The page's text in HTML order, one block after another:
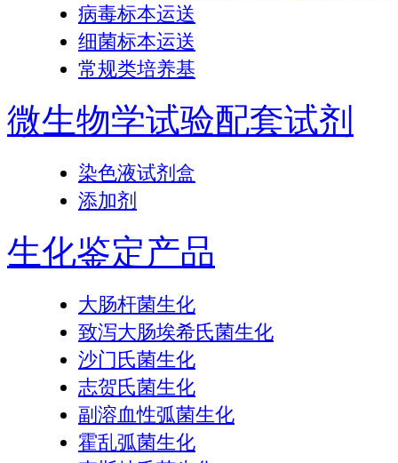
病毒标本运送
细菌标本运送
常规类培养基
微生物学试验配套试剂
染色液试剂盒
添加剂
生化鉴定产品
大肠杆菌生化
致泻大肠埃希氏菌生化
沙门氏菌生化
志贺氏菌生化
副溶血性弧菌生化
霍乱弧菌生化